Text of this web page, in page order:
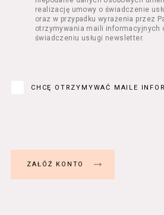
których zasady
nieuregulowanym w
odrębne regulaminy,
przetwarzania przez
następujące Usługi:
nabycia Biletów i
realizację umowy o świadczenie
oraz w przypadku wyrażenia przez
otrzymywania maili informacyjnych
świadczeniu usługi newsletter.
CHCĘ OTRZYMYWAĆ MAILE